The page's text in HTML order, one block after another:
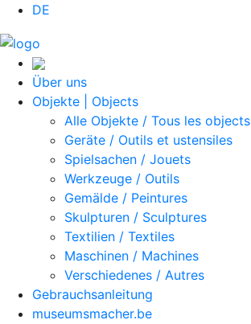
DE
Über uns
Objekte | Objects
Alle Objekte / Tous les objects
Geräte / Outils et ustensiles
Spielsachen / Jouets
Werkzeuge / Outils
Gemälde / Peintures
Skulpturen / Sculptures
Textilien / Textiles
Maschinen / Machines
Verschiedenes / Autres
Gebrauchsanleitung
museumsmacher.be